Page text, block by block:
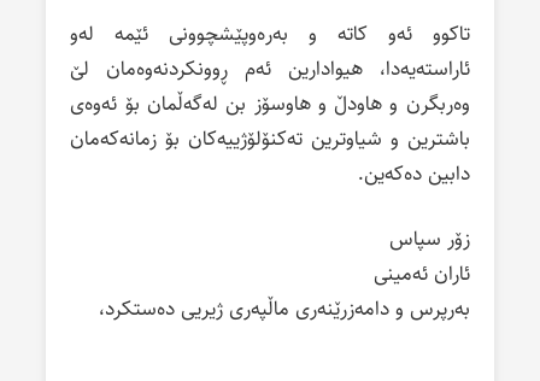
تاکوو ئەو کاتە و بەرەوپێشچوونی ئێمە لەو
ئاراستەیەدا، هیوادارین ئەم ڕوونکردنەوەمان لێ
وەربگرن و هاودڵ و هاوسۆز بن لەگەڵمان بۆ ئەوەی
باشترین و شیاوترین تەکنۆلۆژییەکان بۆ زمانەکەمان
دابین دەکەین.
زۆر سپاس
ئاران ئەمینی
بەرپرس و دامەزرێنەری ماڵپەری ژیریی دەستکرد،